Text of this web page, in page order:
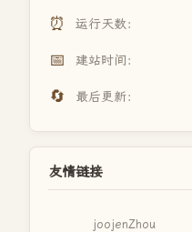
⏰ 运行天数：
📅 建站时间：
🔄 最后更新：
友情链接
joojenZhou